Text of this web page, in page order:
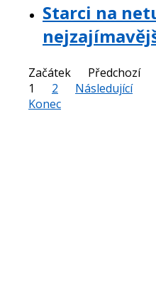
Starci na
Začátek
Předchozí
1
2
Následující
Konec